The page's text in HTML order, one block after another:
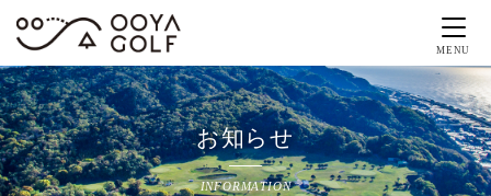
MENU
お知らせ
INFORMATION